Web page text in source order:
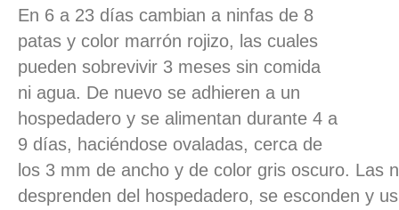
En 6 a 23 días cambian a ninfas de 8
patas y color marrón rojizo, las cuales
pueden sobrevivir 3 meses sin comida
ni agua. De nuevo se adhieren a un
hospedadero y se alimentan durante 4 a
9 días, haciéndose ovaladas, cerca de
los 3 mm de ancho y de color gris oscuro. Las
desprenden del hospedadero, se esconden y